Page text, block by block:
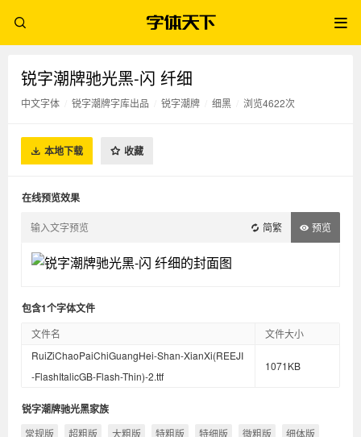
锐字潮牌驰光黑-闪 纤细
中文字体 锐字潮牌字库出品 锐字潮牌 细黑 浏览4622次
本地下载 收藏
在线预览效果
简繁 预览
包含1个字体文件
文件名
文件大小
RuiZiChaoPaiChiGuangHei-Shan-XianXi(REEJI
-FlashItalicGB-Flash-Thin)-2.ttf
1071KB
锐字潮牌驰光黑家族
常规版 超粗版 大粗版 特粗版 特细版 微粗版
细体版